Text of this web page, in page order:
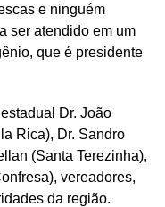
e ninguém
ser atendido em um
que é presidente
Dr. João
Rica), Dr. Sandro
(Santa Terezinha),
vereadores,
da região.